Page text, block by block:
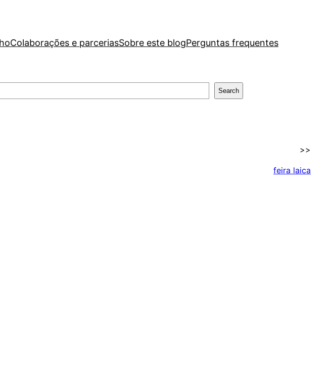
Colaborações e parceriasSobre este blogPerguntas frequentes
Search
>>
feira laica